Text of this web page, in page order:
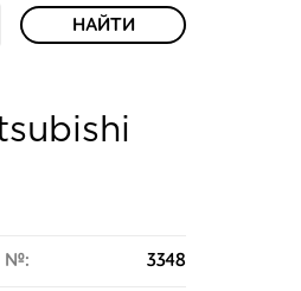
НАЙТИ
№: 3348